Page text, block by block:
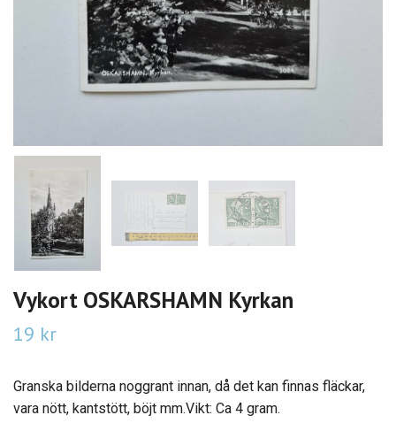
Vykort OSKARSHAMN Kyrkan
19 kr
Granska bilderna noggrant innan, då det kan finnas fläckar,
vara nött, kantstött, böjt mm.Vikt: Ca 4 gram.